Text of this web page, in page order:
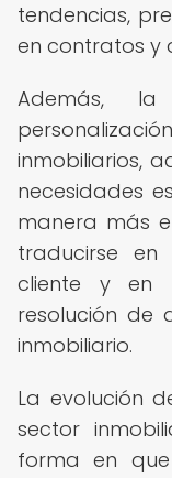
tendencias,
en contratos y
Además,
inmobiliarios,
necesidades
manera más
traducirse
cliente y en
resolución de
inmobiliario.
La evolución
sector
forma en